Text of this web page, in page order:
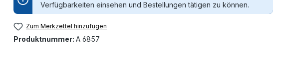
Verfügbarkeiten einsehen und Bestellungen tätigen zu können.
Zum Merkzettel hinzufügen
Produktnummer: A 6857